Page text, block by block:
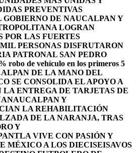
PREVENTIVAS
GOBIERNO DE NAUCALPAN Y
LOGRAN
POR LAS FUERTES
PERSONAS DISFRUTARON
PATRONAL SAN PEDRO
robo de vehículo en los primeros 5
DE LA MANO DEL
SE CONSOLIDA EL APOYO A
ENTREGA DE TARJETAS DE
NAUCALPAN Y
LA REHABILITACIÓN
DE LA NARANJA, TRAS
Y
VIVE CON PASIÓN Y
MÉXICO A LOS DIECISEISAVOS